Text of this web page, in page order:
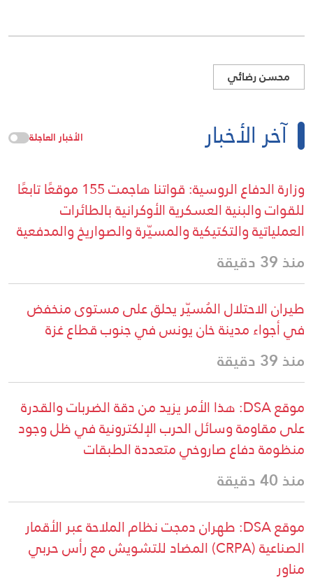
محسن رضائي
آخر الأخبار الأخبار العاجلة
وزارة الدفاع الروسية: قواتنا هاجمت 155 موقعًا تابعًا
للقوات والبنية العسكرية الأوكرانية بالطائرات
العملياتية والتكتيكية والمسيّرة والصواريخ والمدفعية
منذ 39 دقيقة
طيران الاحتلال المُسيّر يحلق على مستوى منخفض
في أجواء مدينة خان يونس في جنوب قطاع غزة
منذ 39 دقيقة
موقع DSA: هذا الأمر يزيد من دقة الضربات والقدرة
على مقاومة وسائل الحرب الإلكترونية في ظل وجود
منظومة دفاع صاروخي متعددة الطبقات
منذ 40 دقيقة
موقع DSA: طهران دمجت نظام الملاحة عبر الأقمار
الصناعية (CRPA) المضاد للتشويش مع رأس حربي
مناور